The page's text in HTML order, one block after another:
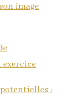
image
exercice
: